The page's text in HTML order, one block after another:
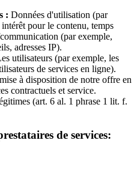
: Données d'utilisation (par
pour le contenu, temps
(par exemple,
adresses IP).
utilisateurs (par exemple, les
de services en ligne).
mise à disposition de notre offre en
contractuels et service.
(art. 6 al. 1 phrase 1 lit. f.
de services: